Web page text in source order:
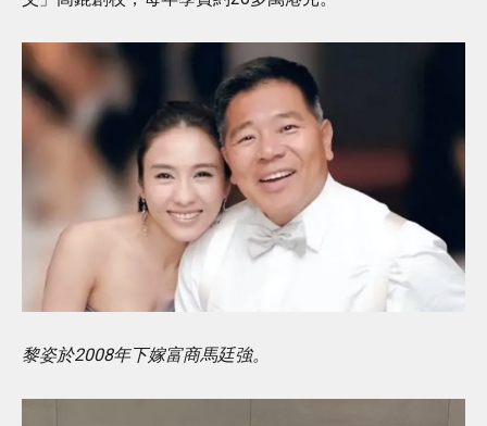
黎姿於2008年下嫁富商馬廷強。